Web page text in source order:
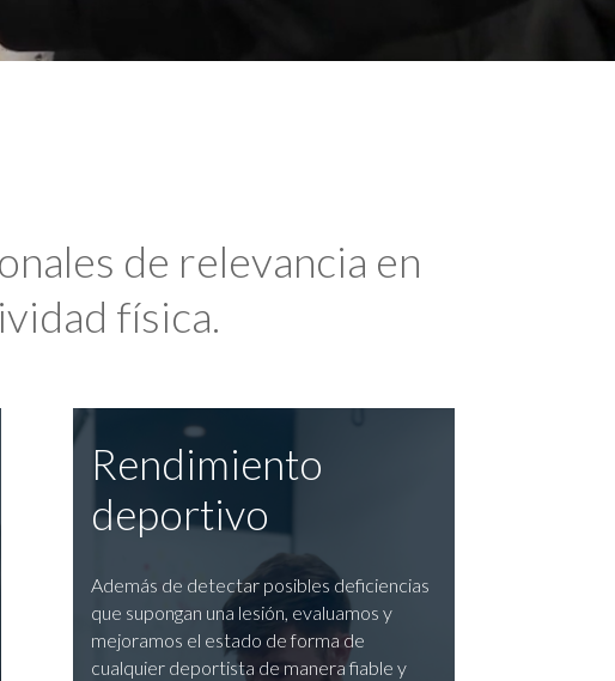
de relevancia en
física.
Rendimiento
deportivo
Además de detectar posibles deficiencias
que supongan una lesión, evaluamos y
mejoramos el estado de forma de
cualquier deportista de manera fiable y